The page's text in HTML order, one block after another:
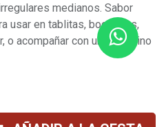
medianos. Sabor
usar en tablitas, bocaditos,
o acompañar con un buen vino